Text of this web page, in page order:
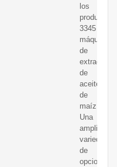
los
productos
3345
máquinas
de
extracción
de
aceite
de
maíz.
Una
amplia
variedad
de
opciones